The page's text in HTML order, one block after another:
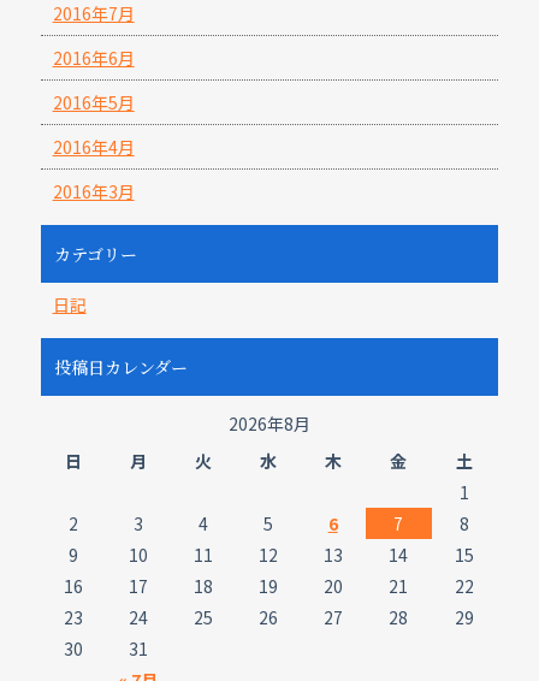
2016年7月
2016年6月
2016年5月
2016年4月
2016年3月
カテゴリー
日記
投稿日カレンダー
2026年8月
日
月 火 水 木 金 土
1
2
3 4 5 6 7
8
9
10 11 12 13 14
15
16
17 18 19 20 21
22
23
24 25 26 27 28
29
30
31